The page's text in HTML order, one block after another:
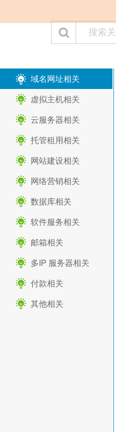
域名网址相关
虚拟主机相关
云服务器相关
托管租用相关
网站建设相关
网络营销相关
数据库相关
软件服务相关
邮箱相关
多IP 服务器相关
付款相关
其他相关